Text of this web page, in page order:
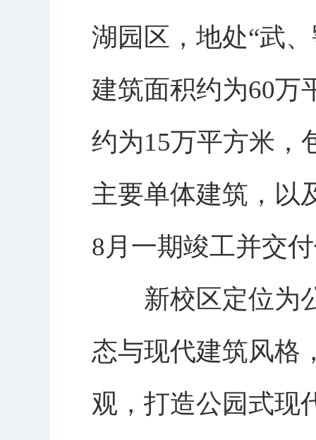
湖园区，地处“武
建筑面积约为60万
约为15万平方米，
主要单体建筑，以
8月一期竣工并交
新校区定位为公
态与现代建筑风格
观，打造公园式现